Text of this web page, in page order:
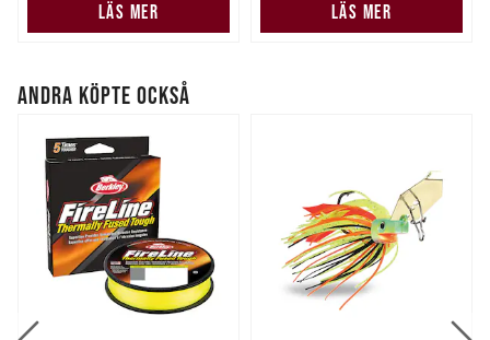
LÄS MER LÄS MER
ANDRA KÖPTE OCKSÅ